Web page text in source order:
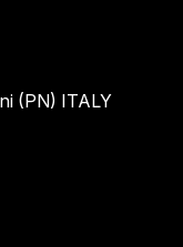
(PN) ITALY